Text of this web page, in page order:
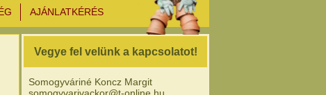
AJÁNLATKÉRÉS
Vegye fel velünk a kapcsolatot!
Somogyváriné Koncz Margit